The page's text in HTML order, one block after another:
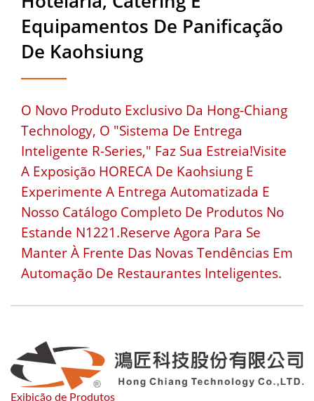
Equipamentos De Panificação
De Kaohsiung
O Novo Produto Exclusivo Da Hong-Chiang
Technology, O "Sistema De Entrega
Inteligente R-Series," Faz Sua Estreia!Visite
A Exposição HORECA De Kaohsiung E
Experimente A Entrega Automatizada E
Nosso Catálogo Completo De Produtos No
Estande N1221.Reserve Agora Para Se
Manter À Frente Das Novas Tendências Em
Automação De Restaurantes Inteligentes.
Exibição de Produtos